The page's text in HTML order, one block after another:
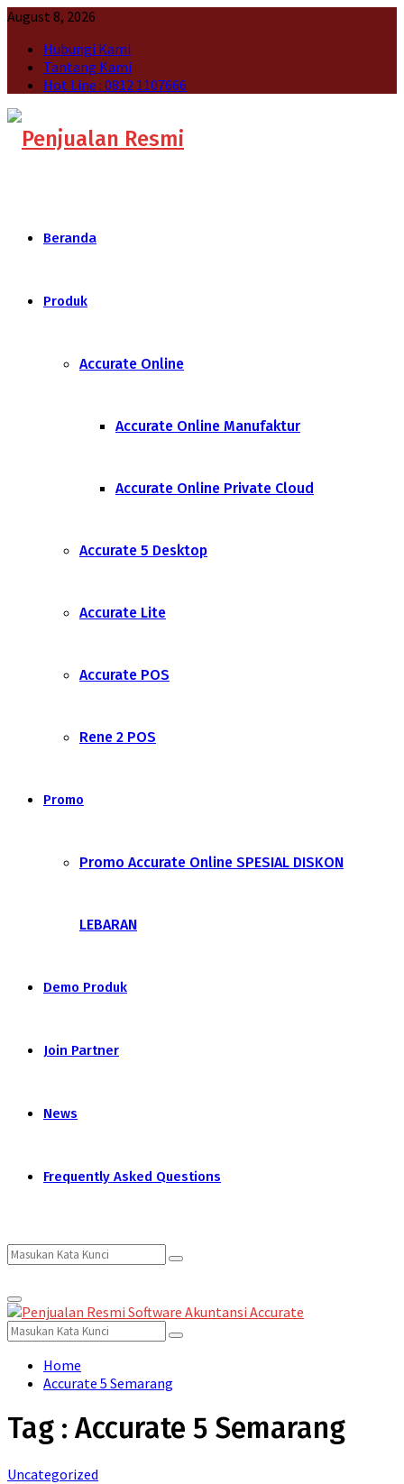
August 8, 2026
Hubungi Kami
Tantang Kami
Hot Line : 0812 1107666
Beranda
Produk
Accurate Online
Accurate Online Manufaktur
Accurate Online Private Cloud
Accurate 5 Desktop
Accurate Lite
Accurate POS
Rene 2 POS
Promo
Promo Accurate Online SPESIAL DISKON
LEBARAN
Demo Produk
Join Partner
News
Frequently Asked Questions
Search
for:
Search
Primary
Menu
Search
for:
Search
Home
Accurate 5 Semarang
Tag : Accurate 5 Semarang
Uncategorized